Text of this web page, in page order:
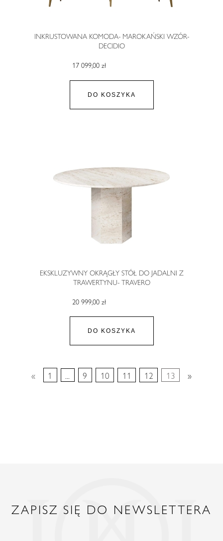
INKRUSTOWANA KOMODA- MAROKAŃSKI WZÓR-
DECIDIO
17 099,00 zł
DO KOSZYKA
EKSKLUZYWNY OKRĄGŁY STÓŁ DO JADALNI Z
TRAWERTYNU- TRAVERO
20 999,00 zł
DO KOSZYKA
« 1 9 10 11 12 13 »
ZAPISZ SIĘ DO NEWSLETTERA